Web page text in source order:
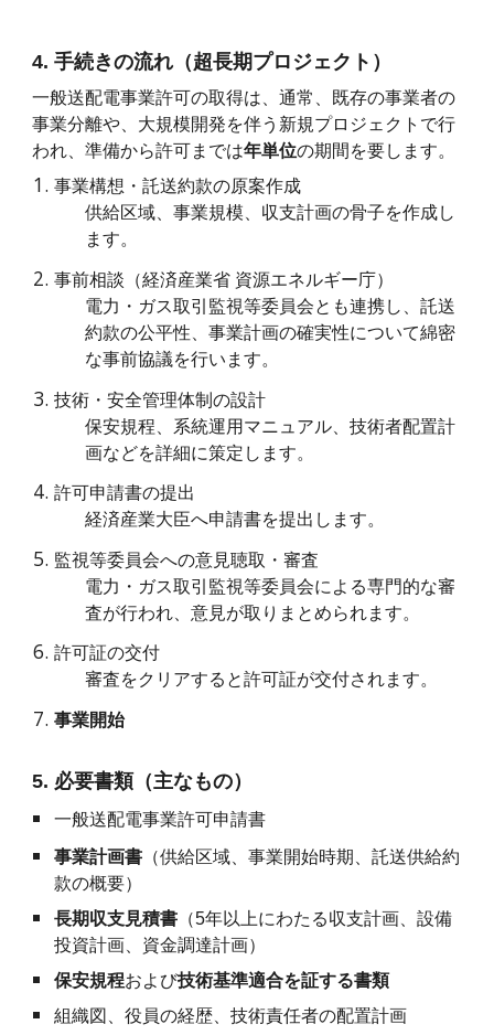
4. 手続きの流れ（超長期プロジェクト）
一般送配電事業許可の取得は、通常、既存の事業者の
事業分離や、大規模開発を伴う新規プロジェクトで行
われ、準備から許可までは年単位の期間を要します。
事業構想・託送約款の原案作成
供給区域、事業規模、収支計画の骨子を作成し
ます。
事前相談（経済産業省 資源エネルギー庁）
電力・ガス取引監視等委員会とも連携し、託送
約款の公平性、事業計画の確実性について綿密
な事前協議を行います。
技術・安全管理体制の設計
保安規程、系統運用マニュアル、技術者配置計
画などを詳細に策定します。
許可申請書の提出
経済産業大臣へ申請書を提出します。
監視等委員会への意見聴取・審査
電力・ガス取引監視等委員会による専門的な審
査が行われ、意見が取りまとめられます。
許可証の交付
審査をクリアすると許可証が交付されます。
事業開始
5. 必要書類（主なもの）
一般送配電事業許可申請書
事業計画書 （供給区域、事業開始時期、託送供給約
款の概要）
長期収支見積書 （5年以上にわたる収支計画、設備
投資計画、資金調達計画）
保安規程および技術基準適合を証する書類
組織図、役員の経歴、技術責任者の配置計画